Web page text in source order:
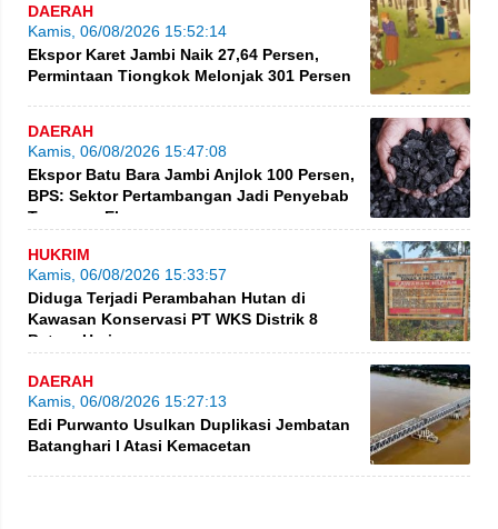
DAERAH
Kamis, 06/08/2026 15:52:14
Ekspor Karet Jambi Naik 27,64 Persen,
Permintaan Tiongkok Melonjak 301 Persen
DAERAH
Kamis, 06/08/2026 15:47:08
Ekspor Batu Bara Jambi Anjlok 100 Persen,
BPS: Sektor Pertambangan Jadi Penyebab
Turunnya Ekspor
HUKRIM
Kamis, 06/08/2026 15:33:57
Diduga Terjadi Perambahan Hutan di
Kawasan Konservasi PT WKS Distrik 8
BatangHari
DAERAH
Kamis, 06/08/2026 15:27:13
Edi Purwanto Usulkan Duplikasi Jembatan
Batanghari I Atasi Kemacetan